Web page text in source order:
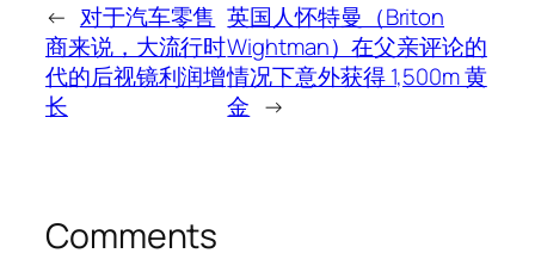
← 对于汽车零售
商来说，大流行时
代的后视镜利润增
长
英国人怀特曼（Briton
Wightman）在父亲评论的
情况下意外获得 1,500m 黄
金 →
Comments